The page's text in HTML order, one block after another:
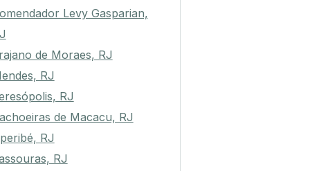
Levy Gasparian,
de Moraes, RJ
RJ
RJ
de Macacu, RJ
RJ
RJ